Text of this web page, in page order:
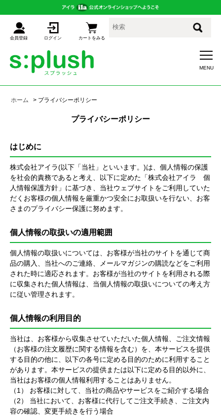
カートをみる
ログイン
会員登録
ホーム > プライバシーポリシー
プライバシーポリシー
はじめに
株式会社アイラ(以下「当社」といいます。)は、個人情報の保護
を社会的責務であると考え、以下に定めた「株式会社アイラ 個
人情報保護方針」に基づき、当社ウェブサイトをご利用していた
だくお客様の個人情報を厳重かつ安全にお取扱いを行ない、お客
さまのプライバシー保護に努めます。
個人情報の取扱いの適用範囲
個人情報の取扱いについては、お客様が当社のサイトを通じて商
品の購入、当社へのご連絡、メールマガジンの購読などをご利用
された時に適応されます。お客様が当社のサイトを利用される際
に収集された個人情報は、当個人情報の取扱いについての考え方
に従い管理されます。
個人情報の利用目的
当社は、お客様から収集させていただいた個人情報、ご注文情報
（お客様の注文履歴に関する情報を含む）を、本サービスを提供
する目的の他に、以下の各号に定める目的のために利用すること
があります。本サービスの提供または以下に定める目的以外に、
当社はお客様の個人情報利用することはありません。
（1） お客様に対して、当社の商品やサービスをご紹介する場合
（2） 当社において、お客様に代行してご注文手続き、ご注文内
容の確認、変更手続きを行う場合